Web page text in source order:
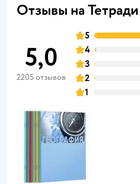
Отзывы на
5,0
2205 отзывов
5
4
3
2
1